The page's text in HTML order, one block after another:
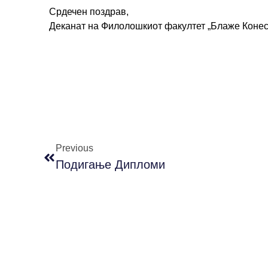
Срдечен поздрав,
Деканат на Филолошкиот факултет „Блаже
Previous
Подигање Дипломи